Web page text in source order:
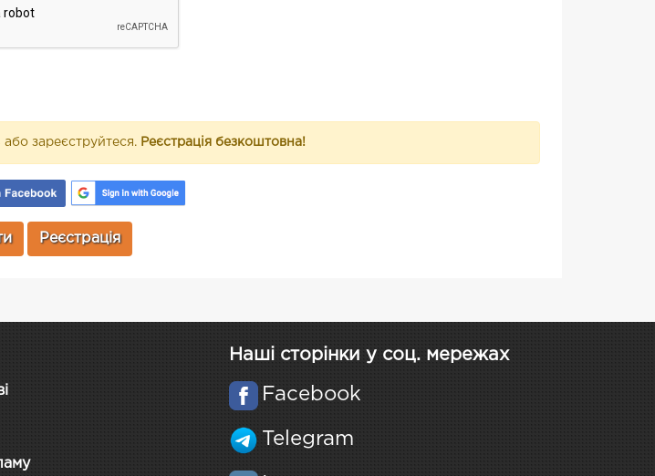
зареєструйтеся. Реєстрація безкоштовна!
Реєстрація
Наші сторінки у соц. мережах
Facebook
Telegram